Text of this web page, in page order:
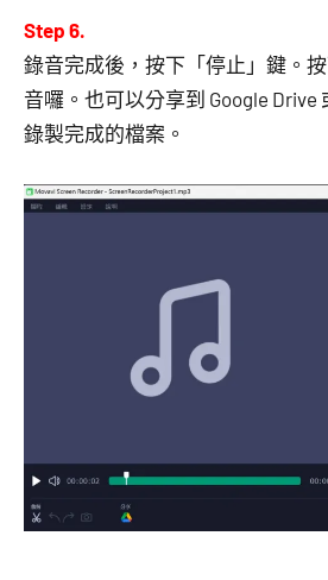
Step 6.
錄音完成後，按下「停止」鍵。
音囉。也可以分享到 Google
錄製完成的檔案。